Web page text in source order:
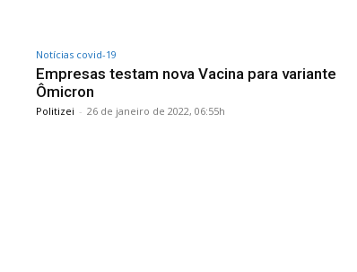
Notícias covid-19
Empresas testam nova Vacina para variante
Ômicron
Politizei - 26 de janeiro de 2022, 06:55h